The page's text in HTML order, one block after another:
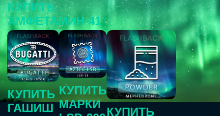
КУПИТЬ
АМФЕТАМИН-41
КУПИТЬ
ГАШИШ
КУПИТЬ
МАРКИ
КУПИТЬ